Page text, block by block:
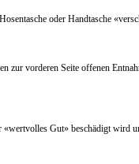
oder Handtasche
zur vorderen Seite offenen
Gut» beschädigt wird